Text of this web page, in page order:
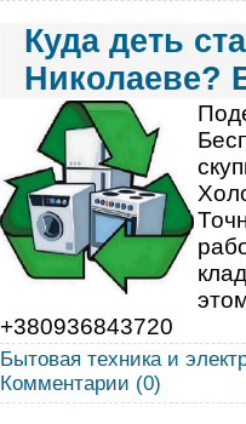
Куда деть
Николаеве?
+380936843720
Бытовая техника и
Комментарии (0)